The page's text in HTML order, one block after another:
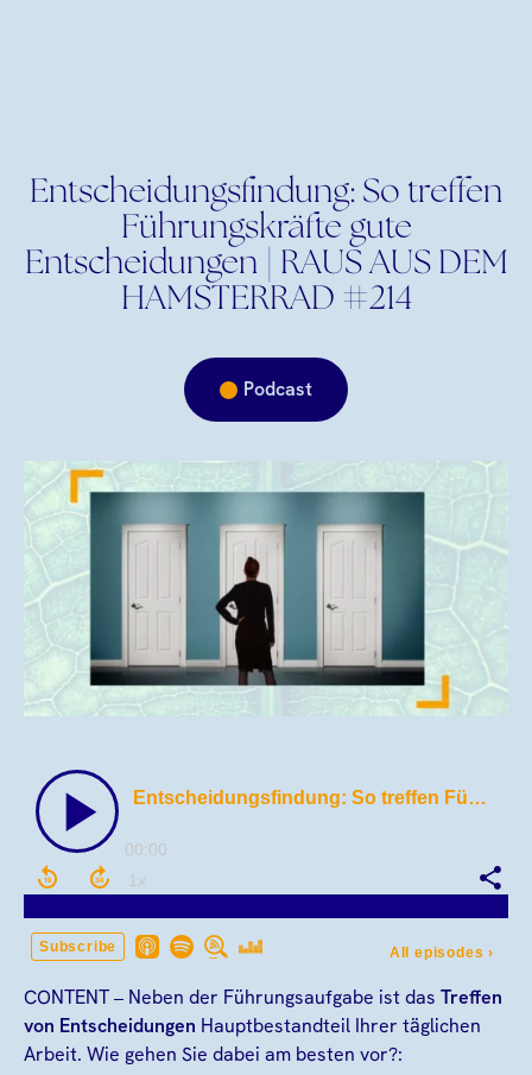
Entscheidungsfindung: So treffen
Führungskräfte gute
Entscheidungen | RAUS AUS DEM
HAMSTERRAD #214
Podcast
CONTENT – Neben der Führungsaufgabe ist das Treffen
von Entscheidungen Hauptbestandteil Ihrer täglichen
Arbeit. Wie gehen Sie dabei am besten vor?: